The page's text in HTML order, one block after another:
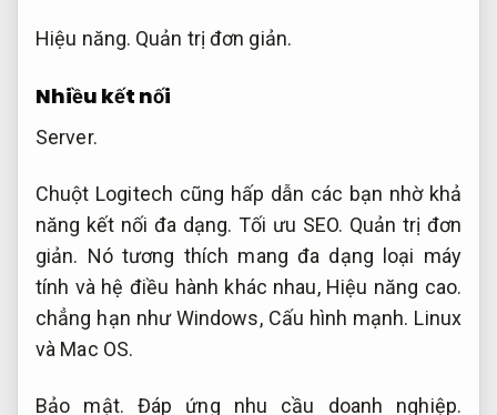
Hiệu năng. Quản trị đơn giản.
Nhiều kết nối
Server.
Chuột Logitech cũng hấp dẫn các bạn nhờ khả
năng kết nối đa dạng. Tối ưu SEO. Quản trị đơn
giản. Nó tương thích mang đa dạng loại máy
tính và hệ điều hành khác nhau, Hiệu năng cao.
chẳng hạn như Windows, Cấu hình mạnh. Linux
và Mac OS.
Bảo mật.
Đáp ứng nhu cầu doanh nghiệp.